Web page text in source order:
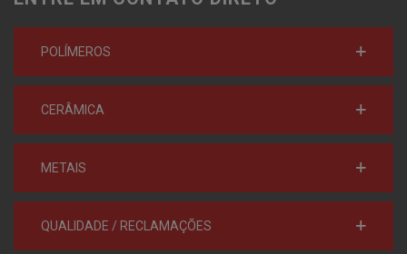
POLÍMEROS
CERÂMICA
METAIS
QUALIDADE / RECLAMAÇÕES